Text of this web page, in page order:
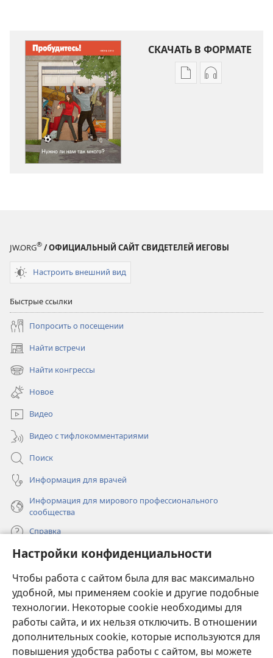
Настройки конфиденциальности
Чтобы работа с сайтом была для вас максимально
удобной, мы применяем cookie и другие подобные
технологии. Некоторые cookie необходимы для
работы сайта, и их нельзя отключить. В отношении
дополнительных cookie, которые используются для
повышения удобства работы с сайтом, вы можете
СКАЧАТЬ В ФОРМАТЕ
ВариантыВарианты
JW.ORG® / ОФИЦИАЛЬНЫЙ САЙТ СВИДЕТЕЛЕЙ ИЕГОВЫ
Настроить внешний вид
Быстрые ссылки
Попросить о посещении
Найти встречи
(открывается
в
новом
окне)
Найти конгрессы
(открывается
новом
окне)
Новое
Видео
Видео с тифлокомментариями
Поиск
Информация для врачей
Информация для мирового профессионального
сообщества
Справка
Пожертвования
в
новом
окне)
ОНЛАЙН-БИБЛИОТЕКА Сторожевой башни
(открывается
новом
окне)
JW Hub®
(открывается
в
новомJW Library ®